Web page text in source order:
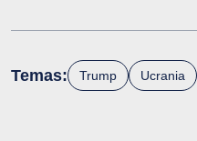
Temas: Trump Ucrania